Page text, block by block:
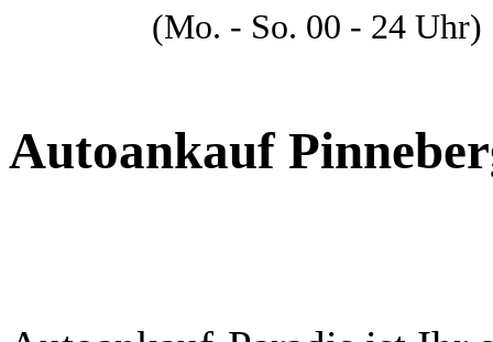
(Mo. - So. 00 - 24 Uhr)
Autoankauf